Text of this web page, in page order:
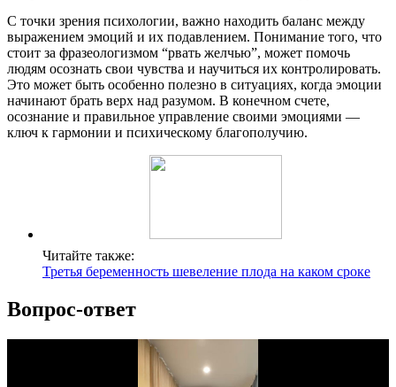
С точки зрения психологии, важно находить баланс между
выражением эмоций и их подавлением. Понимание того, что
стоит за фразеологизмом “рвать желчью”, может помочь
людям осознать свои чувства и научиться их контролировать.
Это может быть особенно полезно в ситуациях, когда эмоции
начинают брать верх над разумом. В конечном счете,
осознание и правильное управление своими эмоциями —
ключ к гармонии и психическому благополучию.
Читайте также:
Третья беременность шевеление плода на каком сроке
Вопрос-ответ